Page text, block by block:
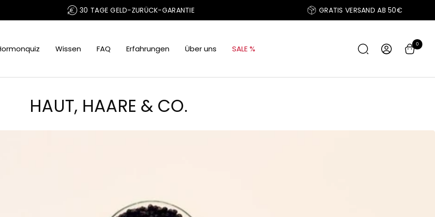
30 TAGE GELD-ZURÜCK-GARANTIE GRATIS VERSAND AB 50€
Wissen FAQ Erfahrungen Über uns SALE % 0
HAUT, HAARE & CO.